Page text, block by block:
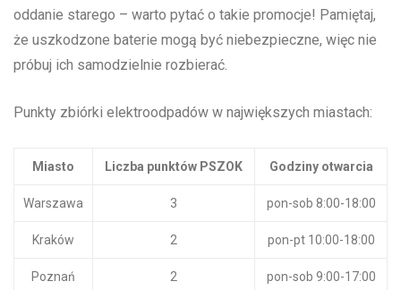
oddanie starego – warto⁢ pytać o takie promocje! Pamiętaj,
że uszkodzone baterie ‌mogą być niebezpieczne,‌ więc ⁤nie
próbuj ⁣ich⁢ samodzielnie rozbierać.
Punkty zbiórki elektroodpadów w największych miastach:
Miasto Liczba punktów PSZOK Godziny otwarcia
Warszawa 3 pon-sob 8:00-18:00
Kraków 2 pon-pt 10:00-18:00
Poznań 2 pon-sob 9:00-17:00